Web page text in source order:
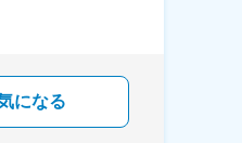
になる